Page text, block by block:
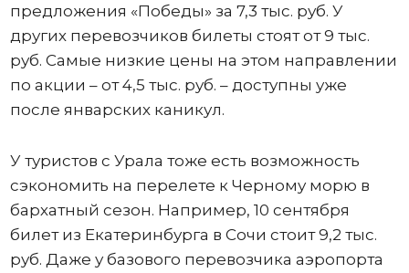
предложения «Победы» за 7,3 тыс. руб. У
других перевозчиков билеты стоят от 9 тыс.
руб. Самые низкие цены на этом направлении
по акции – от 4,5 тыс. руб. – доступны уже
после январских каникул.
У туристов с Урала тоже есть возможность
сэкономить на перелете к Черному морю в
бархатный сезон. Например, 10 сентября
билет из Екатеринбурга в Сочи стоит 9,2 тыс.
руб. Даже у базового перевозчика аэропорта